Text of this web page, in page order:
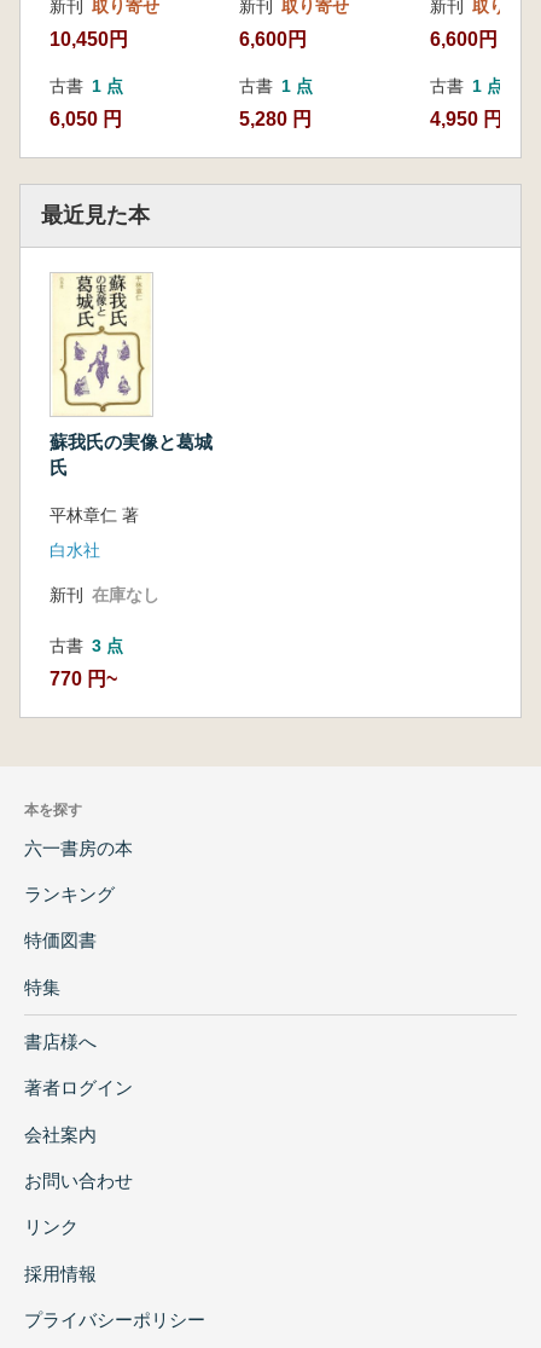
新刊 取り寄せ
10,450円
古書 1 点
6,050 円
新刊 取り寄せ
6,600円
古書 1 点
5,280 円
新刊 取り寄せ
6,600円
古書 1 点
4,950 円
最近見た本
蘇我氏の実像と葛城
氏
平林章仁 著
白水社
新刊 在庫なし
古書 3 点
770 円~
本を探す
六一書房の本
ランキング
特価図書
特集
書店様へ
著者ログイン
会社案内
お問い合わせ
リンク
採用情報
プライバシーポリシー